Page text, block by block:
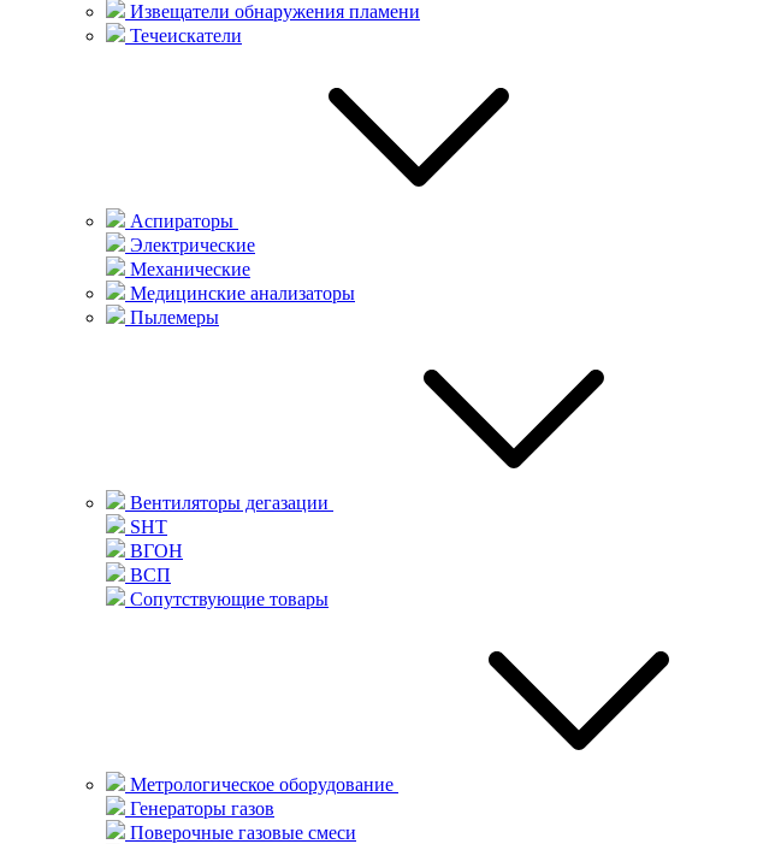
Извещатели обнаружения пламени
Течеискатели
Аспираторы
Электрические
Механические
Медицинские анализаторы
Пылемеры
Вентиляторы дегазации
SHT
ВГОН
ВСП
Сопутствующие товары
Метрологическое оборудование
Генераторы газов
Поверочные газовые смеси